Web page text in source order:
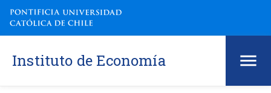
Instituto de Economía